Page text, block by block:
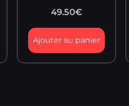
49.50€
Ajouter au panier